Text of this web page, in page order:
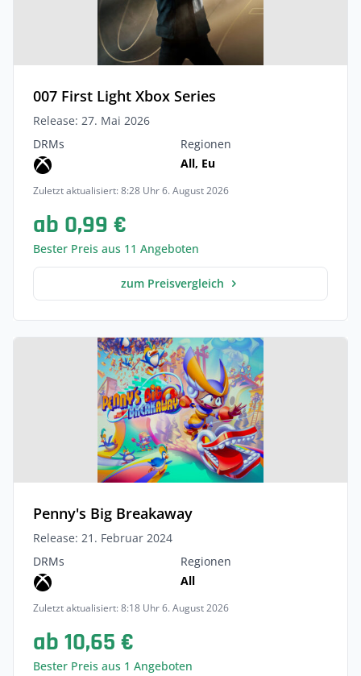
007 First Light Xbox Series
Release: 27. Mai 2026
DRMs
Regionen
All, Eu
Zuletzt aktualisiert: 8:28 Uhr 6. August 2026
ab 0,99 €
Bester Preis aus 11 Angeboten
zum Preisvergleich
Penny's Big Breakaway
Release: 21. Februar 2024
DRMs
Regionen
All
Zuletzt aktualisiert: 8:18 Uhr 6. August 2026
ab 10,65 €
Bester Preis aus 1 Angeboten